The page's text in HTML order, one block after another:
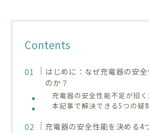
Contents
はじめに：なぜ充電器の安
のか？
充電器の安全性能不足が招
本記事で解決できる5つの疑
充電器の安全性能を決める4